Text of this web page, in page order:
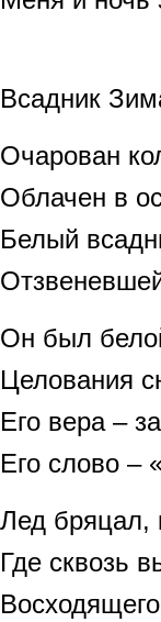
Всадник
Очарован
Облачен в
Белый
Он был
Целования
Его вера –
Его слово –
Лед бряцал,
Где сквозь